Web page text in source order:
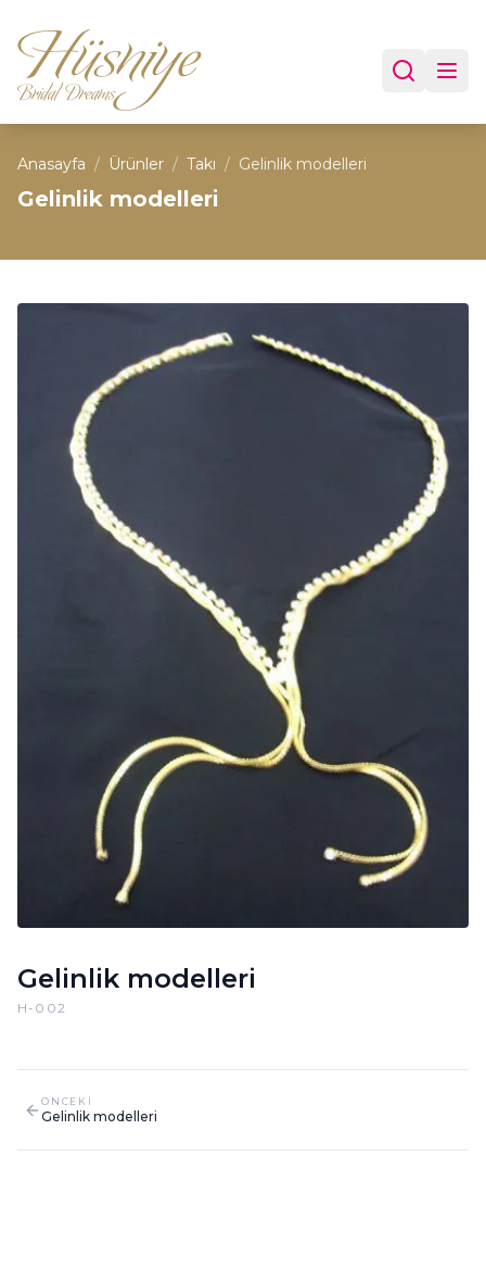
Anasayfa / Ürünler / Takı / Gelinlik modelleri
Gelinlik modelleri
Gelinlik modelleri
H-002
ONCEKI
Gelinlik modelleri